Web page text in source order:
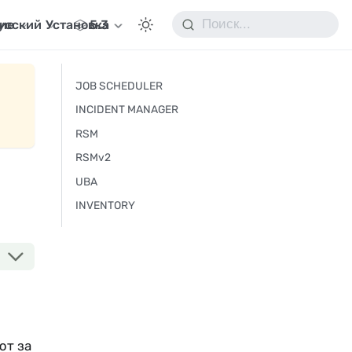
Установка
5.3
за
JOB SCHEDULER
INCIDENT MANAGER
RSM
RSMv2
UBA
INVENTORY